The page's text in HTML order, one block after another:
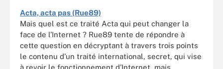
Acta, acta pas (Rue89)
Mais quel est ce traité Acta qui peut changer la
face de l’Internet ? Rue89 tente de répondre à
cette question en décryptant à travers trois points
le contenu d’un traité international, secret, qui vise
à revoir le fonctionnement d’Internet, mais